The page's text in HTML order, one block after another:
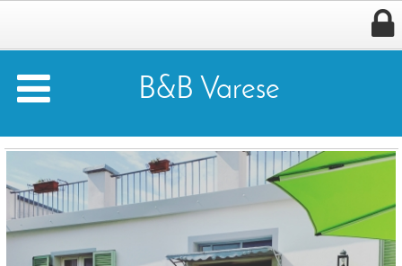

 B&B Varese